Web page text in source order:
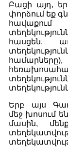
Բացի այդ,
փորձում եք
հասցեն,
Երբ այս
մեջ խոսում
մասին,